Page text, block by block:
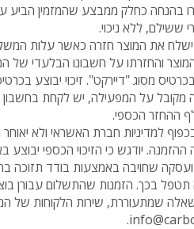
בהנחה כחלק ממבצע שהמזמין הביע
ששילם, ללא ניכוי.
ישלח את המוצר חזרה כאשר עלות
והחזרתו על חשבונו הבלעדי של
מסוג "דיירקט". זיכוי יבוצע
מקובל על המפעילה, יש לקחת
ההחזר הכספי.
יודגש כי הזיכוי הכספי
ועסקה שחויבה באמצעות בודד תזוכה
בכך. הזמנות שהתשלום עבורן
.